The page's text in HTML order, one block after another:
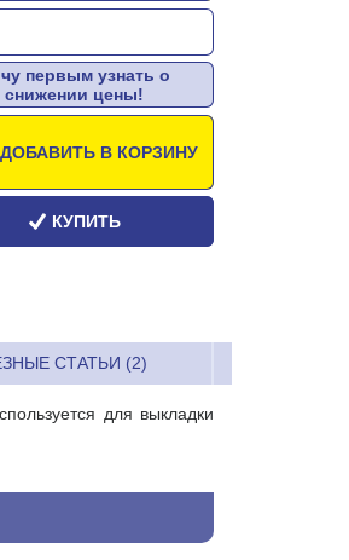
первым узнать о
снижении цены!
ДОБАВИТЬ В КОРЗИНУ
КУПИТЬ
СТАТЬИ (2)
для выкладки